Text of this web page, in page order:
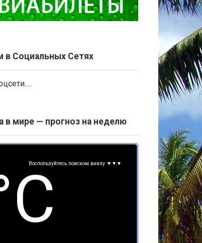
в Социальных Сетях
в мире — прогноз на неделю
Воспользуйтесь поиском внизу ▼▼▼